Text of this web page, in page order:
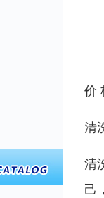
价
清
清
己